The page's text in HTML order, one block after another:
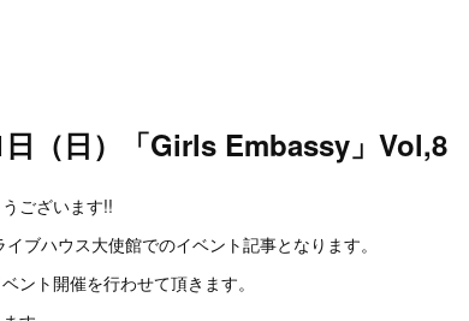
日（日）「Girls Embassy」Vol,8
ございます!!
ブハウス大使館でのイベント記事となります。
ント開催を行わせて頂きます。